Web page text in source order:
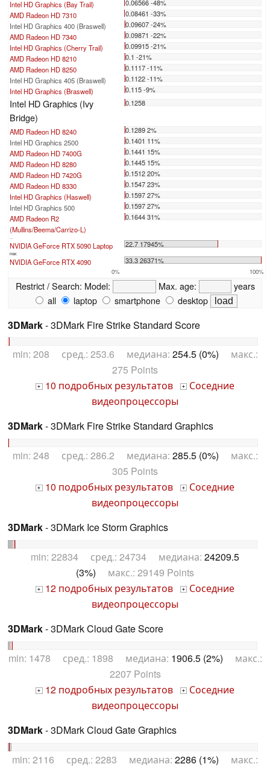
Intel HD Graphics (Bay Trail)
0.06566 -48%
AMD Radeon HD 7310
0.08461 -33%
Intel HD Graphics 400 (Braswell)
0.09607 -24%
AMD Radeon HD 7340
0.09871 -22%
Intel HD Graphics (Cherry Trail)
0.09915 -21%
AMD Radeon HD 8210
0.1 -21%
AMD Radeon HD 8250
0.1117 -11%
Intel HD Graphics 405 (Braswell)
0.1122 -11%
Intel HD Graphics (Braswell)
0.115 -9%
Intel HD Graphics (Ivy
Bridge)
0.1258
AMD Radeon HD 8240
0.1289 2%
Intel HD Graphics 2500
0.1401 11%
AMD Radeon HD 7400G
0.1441 15%
AMD Radeon HD 8280
0.1445 15%
AMD Radeon HD 7420G
0.1512 20%
AMD Radeon HD 8330
0.1547 23%
Intel HD Graphics (Haswell)
0.1597 27%
Intel HD Graphics 500
0.1597 27%
AMD Radeon R2
(Mullins/Beema/Carrizo-L)
0.1644 31%
NVIDIA GeForce RTX 5090 Laptop 22.7 17945%
max:
NVIDIA GeForce RTX 4090 33.3 26371%
0% 100%
Restrict / Search: Model: Max. age:
years
all
laptop smartphone desktop
3DMark- 3DMark Fire Strike Standard Score
min: 208 сред.: 253.6 медиана: 254.5 (0%) макс.:
275 Points
+ 10 подробных результатов +
Соседние
видеопроцессоры
3DMark- 3DMark Fire Strike Standard Graphics
min: 248 сред.: 286.2 медиана: 285.5 (0%) макс.:
305 Points
+ 10 подробных результатов +
Соседние
видеопроцессоры
3DMark- 3DMark Ice Storm Graphics
min: 22834 сред.: 24734 медиана: 24209.5
(3%) макс.: 29149 Points
+ 12 подробных результатов +
Соседние
видеопроцессоры
3DMark- 3DMark Cloud Gate Score
min: 1478 сред.: 1898 медиана: 1906.5 (2%) макс.:
2207 Points
+ 12 подробных результатов +
Соседние
видеопроцессоры
3DMark- 3DMark Cloud Gate Graphics
min: 2116 сред.: 2283 медиана: 2286 (1%) макс.: